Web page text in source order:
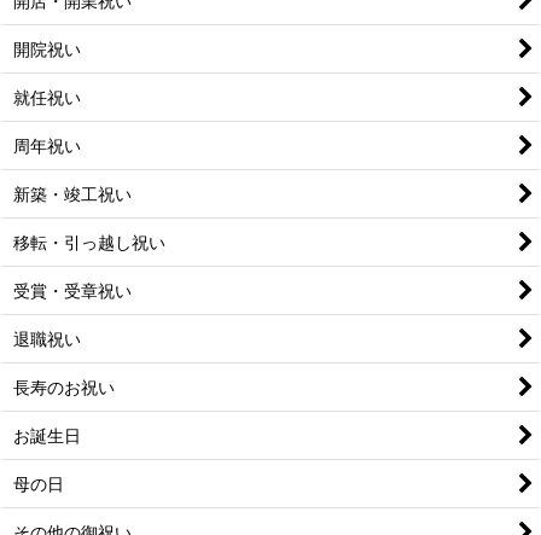
開院祝い
就任祝い
周年祝い
新築・竣工祝い
移転・引っ越し祝い
受賞・受章祝い
退職祝い
長寿のお祝い
お誕生日
母の日